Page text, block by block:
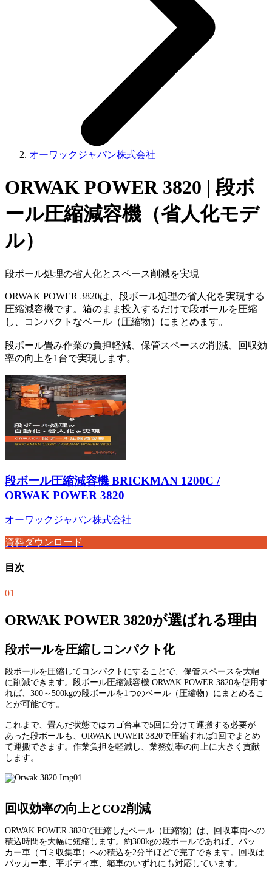
オーワックジャパン株式会社
ORWAK POWER 3820 | 段ボ
ール圧縮減容機（省人化モデ
ル）
段ボール処理の省人化とスペース削減を実現
ORWAK POWER 3820は、段ボール処理の省人化を実現する
圧縮減容機です。箱のまま投入するだけで段ボールを圧縮
し、コンパクトなベール（圧縮物）にまとめます。
段ボール畳み作業の負担軽減、保管スペースの削減、回収効
率の向上を1台で実現します。
段ボール圧縮減容機 BRICKMAN 1200C /
ORWAK POWER 3820
オーワックジャパン株式会社
資料ダウンロード
目次
01
ORWAK POWER 3820が選ばれる理由
段ボールを圧縮しコンパクト化
段ボールを圧縮してコンパクトにすることで、保管スペースを大幅
に削減できます。段ボール圧縮減容機 ORWAK POWER 3820を使用す
れば、300～500kgの段ボールを1つのベール（圧縮物）にまとめるこ
とが可能です。
これまで、畳んだ状態ではカゴ台車で5回に分けて運搬する必要が
あった段ボールも、ORWAK POWER 3820で圧縮すれば1回でまとめ
て運搬できます。作業負担を軽減し、業務効率の向上に大きく貢献
します。
回収効率の向上とCO2削減
ORWAK POWER 3820で圧縮したベール（圧縮物）は、回収車両への
積込時間を大幅に短縮します。約300kgの段ボールであれば、パッ
カー車（ゴミ収集車）への積込を2分半ほどで完了できます。回収は
パッカー車、平ボディ車、箱車のいずれにも対応しています。